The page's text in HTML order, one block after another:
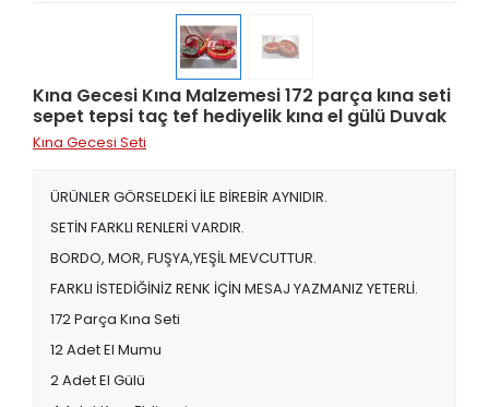
Kına Gecesi Kına Malzemesi 172 parça kına seti
sepet tepsi taç tef hediyelik kına el gülü Duvak
Kına Gecesi Seti
ÜRÜNLER GÖRSELDEKİ İLE BİREBİR AYNIDIR.
SETİN FARKLI RENLERİ VARDIR.
BORDO, MOR, FUŞYA,YEŞİL MEVCUTTUR.
FARKLI İSTEDİĞİNİZ RENK İÇİN MESAJ YAZMANIZ YETERLİ.
172 Parça Kına Seti
12 Adet El Mumu
2 Adet El Gülü